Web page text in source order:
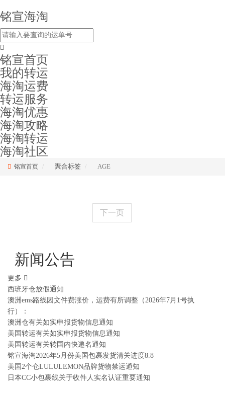
铭宣海淘
铭宣首页
我的转运
海淘运费
转运服务
海淘优惠
海淘攻略
海淘转运
海淘社区
铭宣首页 聚合标签 AGE
下一页
新闻公告
更多
西班牙仓放假通知
澳洲ems路线因文件费涨价，运费有所调整（2026年7月1号执
行）：
澳洲仓有关如实申报货物信息通知
美国转运有关如实申报货物信息通知
美国转运有关转国内快递名通知
铭宣海淘2026年5月份美国包裹发货清关进度8.8
美国2个仓LULULEMON品牌货物禁运通知
日本CC小包裹线关于收件人实名认证重要通知